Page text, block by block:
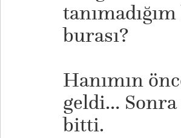
burası?
Hanımın
geldi… Sonra
bitti.